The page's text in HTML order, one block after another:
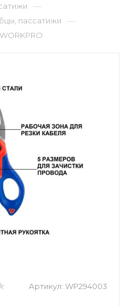
—
пассатижи —
Артикул: WP294003